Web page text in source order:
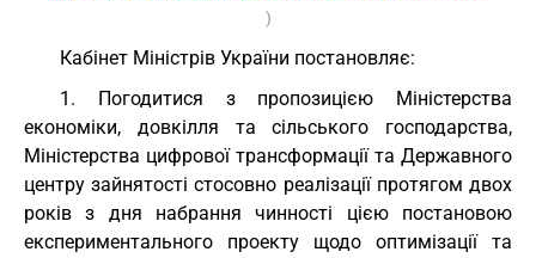
)
Кабінет Міністрів України постановляє:
1. Погодитися з пропозицією Міністерства
економіки, довкілля та сільського господарства,
Міністерства цифрової трансформації та Державного
центру зайнятості стосовно реалізації протягом двох
років з дня набрання чинності цією постановою
експериментального проекту щодо оптимізації та